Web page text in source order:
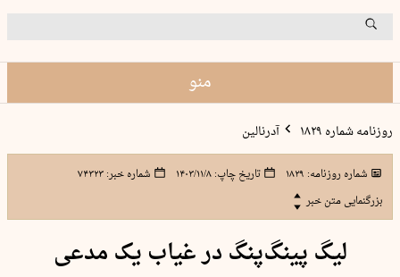
کدام فوتبال؟
منو
روزنامه شماره ۱۸۲۹ آدرنالین
شماره روزنامه: ۱۸۲۹ تاریخ چاپ:۱۴۰۳/۱۱/۸ شماره خبر:۷۴۳۲۳
بزرگنمایی متن خبر
لیگ پینگ‌پنگ در غیاب یک مدعی